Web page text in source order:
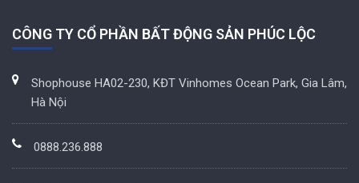
CÔNG TY CỔ PHẦN BẤT ĐỘNG SẢN PHÚC LỘC
Shophouse HA02-230, KĐT Vinhomes Ocean Park, Gia Lâm,
Hà Nội
0888.236.888